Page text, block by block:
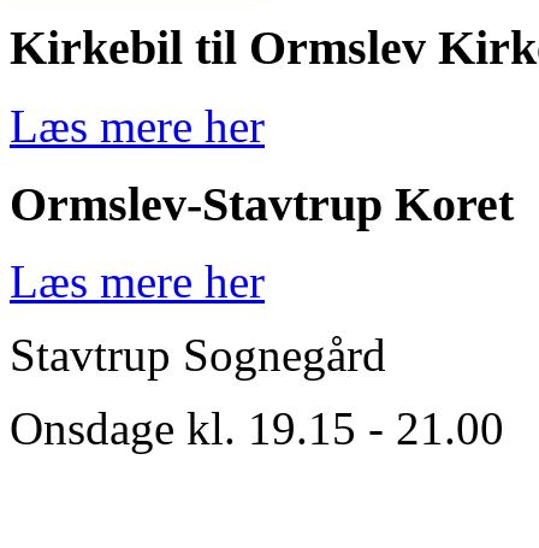
Kirkebil til Ormslev
Læs mere her
Ormslev-Stavtrup Koret
Læs mere her
Stavtrup Sognegård
Onsdage kl. 19.15 - 21.00